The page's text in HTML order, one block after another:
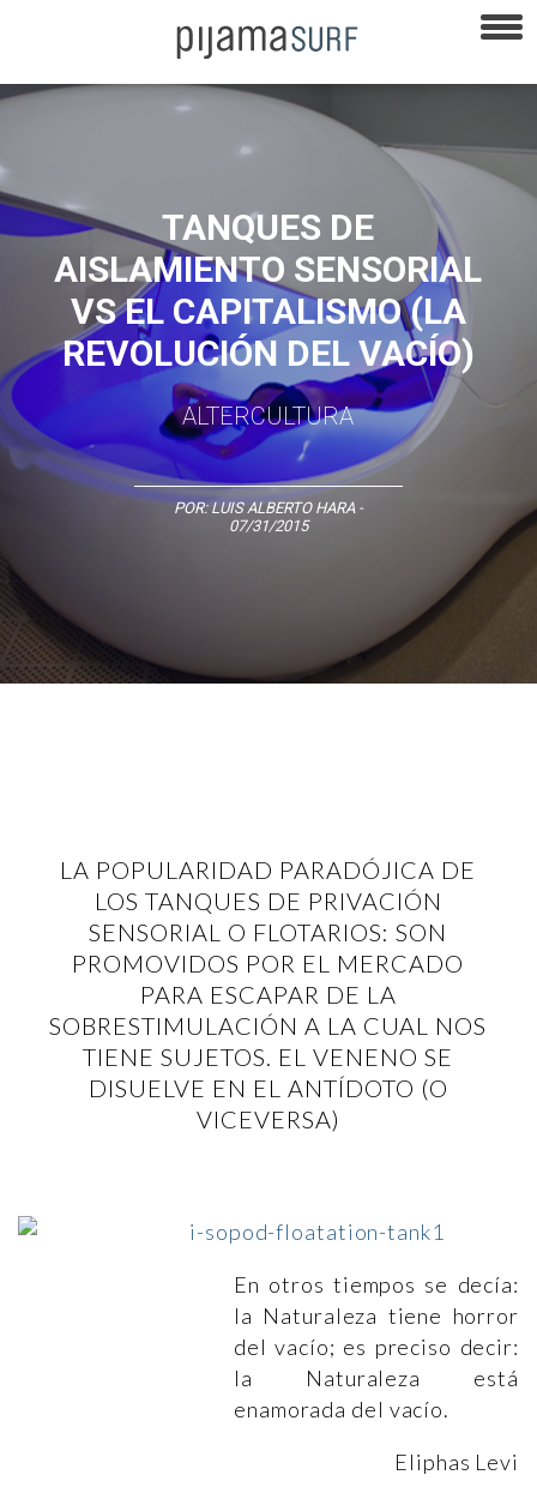
TANQUES DE
AISLAMIENTO SENSORIAL
VS EL CAPITALISMO (LA
REVOLUCIÓN DEL VACÍO)
ALTERCULTURA
POR:LUIS ALBERTO HARA -
07/31/2015
LA POPULARIDAD PARADÓJICA DE
LOS TANQUES DE PRIVACIÓN
SENSORIAL O FLOTARIOS: SON
PROMOVIDOS POR EL MERCADO
PARA ESCAPAR DE LA
SOBRESTIMULACIÓN A LA CUAL NOS
TIENE SUJETOS. EL VENENO SE
DISUELVE EN EL ANTÍDOTO (O
VICEVERSA)
En otros tiempos se decía:
la Naturaleza tiene horror
del vacío; es preciso decir:
la Naturaleza está
enamorada del vacío.
Eliphas Levi